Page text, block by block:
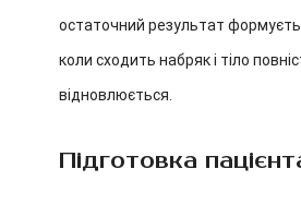
остаточний результат
коли сходить набряк і тіло
відновлюється.
Підготовка